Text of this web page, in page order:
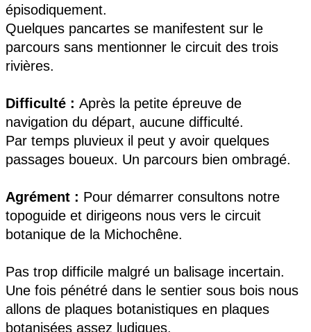
épisodiquement.
Quelques pancartes se manifestent sur le
parcours sans mentionner le circuit des trois
rivières.
Difficulté : Après la petite épreuve de
navigation du départ, aucune difficulté.
Par temps pluvieux il peut y avoir quelques
passages boueux. Un parcours bien ombragé.
Agrément : Pour démarrer consultons notre
topoguide et dirigeons nous vers le circuit
botanique de la Michochêne.
Pas trop difficile malgré un balisage incertain.
Une fois pénétré dans le sentier sous bois nous
allons de plaques botanistiques en plaques
botanisées assez ludiques.